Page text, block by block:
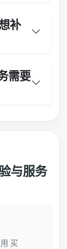
补
需要
与服务
买